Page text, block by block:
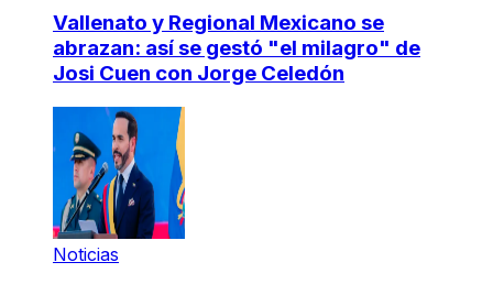
Vallenato y Regional Mexicano se
abrazan: así se gestó "el milagro" de
Josi Cuen con Jorge Celedón
Noticias